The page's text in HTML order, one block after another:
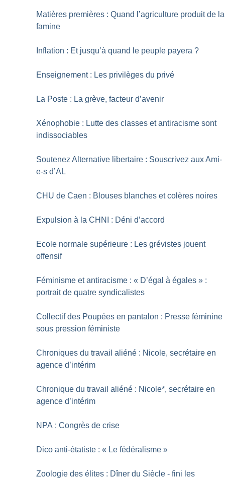
Matières premières : Quand l’agriculture produit de la
famine
Inflation : Et jusqu’à quand le peuple payera ?
Enseignement : Les privilèges du privé
La Poste : La grève, facteur d’avenir
Xénophobie : Lutte des classes et antiracisme sont
indissociables
Soutenez Alternative libertaire : Souscrivez aux Ami-
e-s d’AL
CHU de Caen : Blouses blanches et colères noires
Expulsion à la CHNI : Déni d’accord
Ecole normale supérieure : Les grévistes jouent
offensif
Féminisme et antiracisme : « D’égal à égales » :
portrait de quatre syndicalistes
Collectif des Poupées en pantalon : Presse féminine
sous pression féministe
Chroniques du travail aliéné : Nicole, secrétaire en
agence d’intérim
Chronique du travail aliéné : Nicole*, secrétaire en
agence d’intérim
NPA : Congrès de crise
Dico anti-étatiste : « Le fédéralisme »
Zoologie des élites : Dîner du Siècle - fini les